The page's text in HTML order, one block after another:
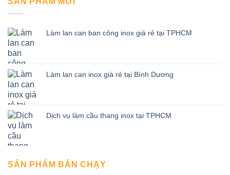
Làm lan can ban công inox giá rẻ tại TPHCM
Làm lan can inox giá rẻ tại Bình Dương
Dịch vụ làm cầu thang inox tại TPHCM
SẢN PHẨM BÁN CHẠY